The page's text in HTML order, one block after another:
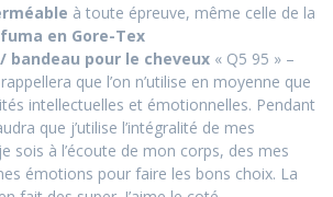
à toute épreuve, même celle de la
en Gore-Tex
bandeau pour le cheveux « Q5 95 » –
que l’on n’utilise en moyenne que
intellectuelles et émotionnelles. Pendant
que j’utilise l’intégralité de mes
sois à l’écoute de mon corps, des mes
émotions pour faire les bons choix. La